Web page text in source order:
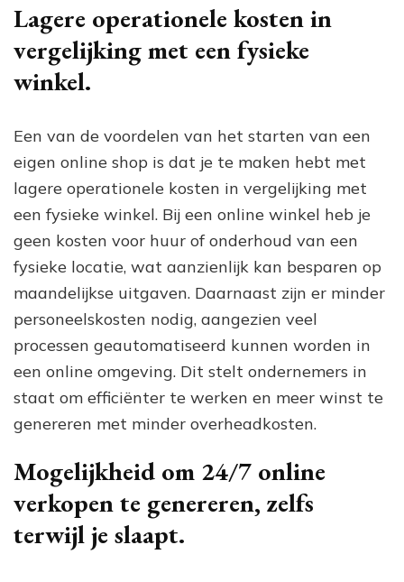
Lagere operationele kosten in
vergelijking met een fysieke
winkel.
Een van de voordelen van het starten van een
eigen online shop is dat je te maken hebt met
lagere operationele kosten in vergelijking met
een fysieke winkel. Bij een online winkel heb je
geen kosten voor huur of onderhoud van een
fysieke locatie, wat aanzienlijk kan besparen op
maandelijkse uitgaven. Daarnaast zijn er minder
personeelskosten nodig, aangezien veel
processen geautomatiseerd kunnen worden in
een online omgeving. Dit stelt ondernemers in
staat om efficiënter te werken en meer winst te
genereren met minder overheadkosten.
Mogelijkheid om 24/7 online
verkopen te genereren, zelfs
terwijl je slaapt.